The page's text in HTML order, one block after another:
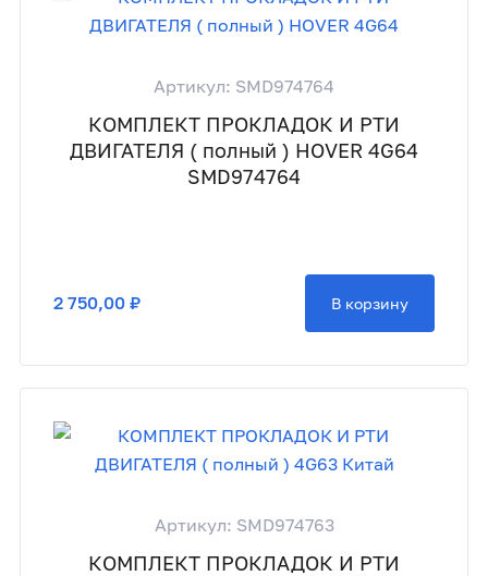
Артикул: SMD974764
КОМПЛЕКТ ПРОКЛАДОК И РТИ
ДВИГАТЕЛЯ ( полный ) HOVER 4G64
SMD974764
2 750,00 ₽ В корзину
Артикул: SMD974763
КОМПЛЕКТ ПРОКЛАДОК И РТИ